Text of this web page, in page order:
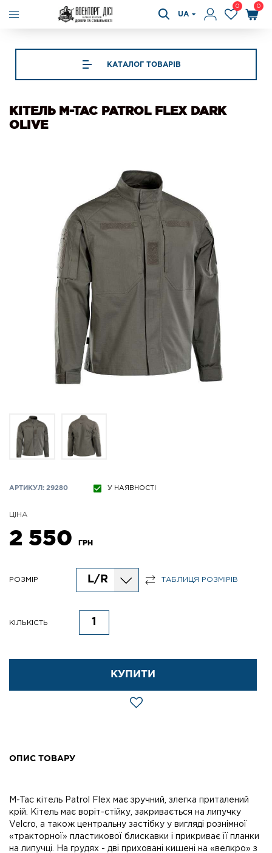
UA
0 0
КАТАЛОГ ТОВАРІВ
КІТЕЛЬ M-TAC PATROL FLEX DARK
OLIVE
АРТИКУЛ: 29280 У НАЯВНОСТІ
ЦІНА
2 550 ГРН
РОЗМІР L/R ТАБЛИЦЯ РОЗМІРІВ
КІЛЬКІСТЬ
КУПИТИ
ОПИС ТОВАРУ
M-Tac кітель Patrol Flex має зручний, злегка приталений
крій. Кітель має воріт-стійку, закривається на липучку
Velcro, а також центральну застібку у вигляді рознімної
«тракторної» пластикової блискавки і прикриває її планки
на липучці. На грудях - дві приховані кишені на «велкро» з